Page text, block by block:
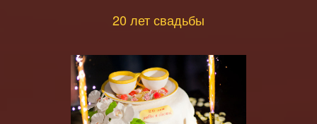
20 лет свадьбы